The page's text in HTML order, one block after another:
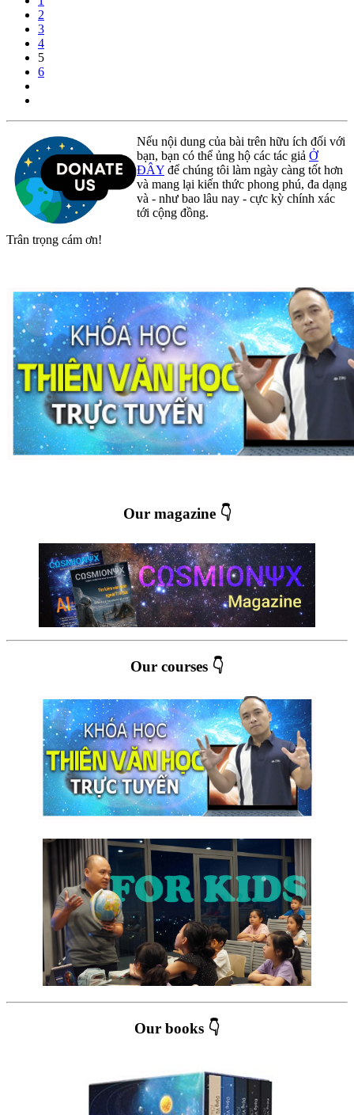
2
3
4
5
6
Nếu nội dung của bài trên hữu ích đối với
bạn, bạn có thể ủng hộ các tác giả Ở
ĐÂY để chúng tôi làm ngày càng tốt hơn
và mang lại kiến thức phong phú, đa dạng
và - như bao lâu nay - cực kỳ chính xác
tới cộng đồng.
Trân trọng cám ơn!
Our magazine 👇
Our courses 👇
Our books 👇